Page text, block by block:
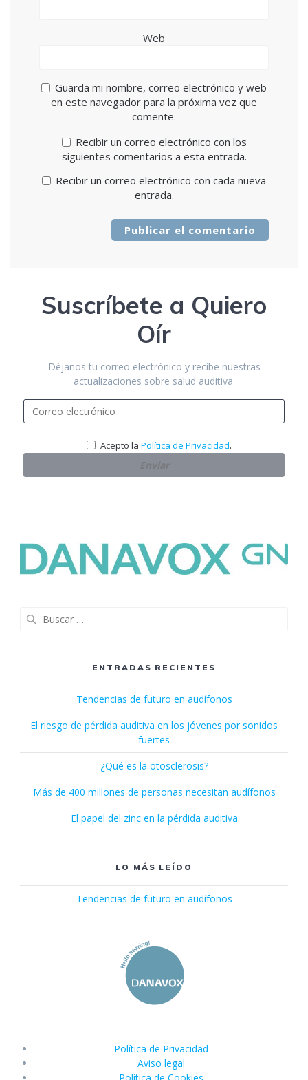
Web
Guarda mi nombre, correo electrónico y web
en este navegador para la próxima vez que
comente.
Recibir un correo electrónico con los
siguientes comentarios a esta entrada.
Recibir un correo electrónico con cada nueva
entrada.
Suscríbete a Quiero
Oír
Déjanos tu correo electrónico y recibe nuestras
actualizaciones sobre salud auditiva.
Acepto la Política de Privacidad.
ENTRADAS RECIENTES
Tendencias de futuro en audífonos
El riesgo de pérdida auditiva en los jóvenes por sonidos
fuertes
¿Qué es la otosclerosis?
Más de 400 millones de personas necesitan audífonos
El papel del zinc en la pérdida auditiva
LO MÁS LEÍDO
Tendencias de futuro en audífonos
Política de Privacidad
Aviso legal